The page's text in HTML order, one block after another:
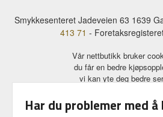
Smykkesenteret Jadeveien 63 1639
413 71 -
Vår nettbutikk bruker
du får en bedre
vi kan yte deg bedre
lagre
hva du har puttet i
Har du problemer med